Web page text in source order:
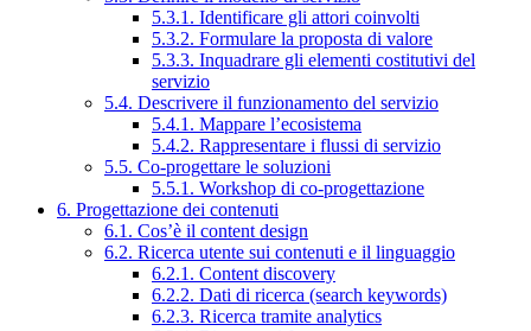
5.3.1. Identificare gli attori coinvolti
5.3.2. Formulare la proposta di valore
5.3.3. Inquadrare gli elementi costitutivi del
servizio
5.4. Descrivere il funzionamento del servizio
5.4.1. Mappare l’ecosistema
5.4.2. Rappresentare i flussi di servizio
5.5. Co-progettare le soluzioni
5.5.1. Workshop di co-progettazione
6. Progettazione dei contenuti
6.1. Cos’è il content design
6.2. Ricerca utente sui contenuti e il linguaggio
6.2.1. Content discovery
6.2.2. Dati di ricerca (search keywords)
6.2.3. Ricerca tramite analytics